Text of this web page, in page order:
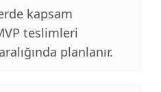
kapsam
teslimleri
planlanır.